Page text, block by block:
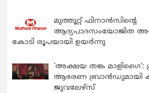
മുത്തൂറ്റ് ഫിനാൻസിന്റെ
ആദ്യപാദസംയോജിത
കോടി രൂപയായി ഉയർന്നു
‘അക്ഷയ തങ്ക മാളിഗൈ’:
ആഭരണ ബ്രാന്‍ഡുമായി
ജുവലേഴ്‌സ്